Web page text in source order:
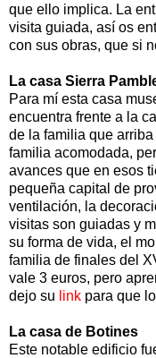
que ello implica. La
visita guiada, así os
con sus obras, que si
La casa Sierra
Para mí esta casa
encuentra frente a la
de la familia que
familia acomodada,
avances que en esos
pequeña capital de
ventilación, la
visitas son guiadas y
su forma de vida, el
familia de finales del
vale 3 euros, pero
dejo su link para que
La casa de Botines
Este notable edificio